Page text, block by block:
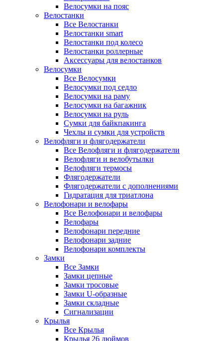
Велосумки на пояс
Велостанки
Все Велостанки
Велостанки smart
Велостанки под колесо
Велостанки роллерные
Аксессуары для велостанков
Велосумки
Все Велосумки
Велосумки под седло
Велосумки на раму
Велосумки на багажник
Велосумки на руль
Сумки для байкпакинга
Чехлы и сумки для устройств
Велофляги и флягодержатели
Все Велофляги и флягодержатели
Велофляги и велобутылки
Велофляги термосы
Флягодержатели
Флягодержатели с дополнениями
Гидратация для триатлона
Велофонари и велофары
Все Велофонари и велофары
Велофары
Велофонари передние
Велофонари задние
Велофонари комплекты
Замки
Все Замки
Замки цепные
Замки тросовые
Замки U-образные
Замки складные
Сигнализации
Крылья
Все Крылья
Крылья 26 дюймов